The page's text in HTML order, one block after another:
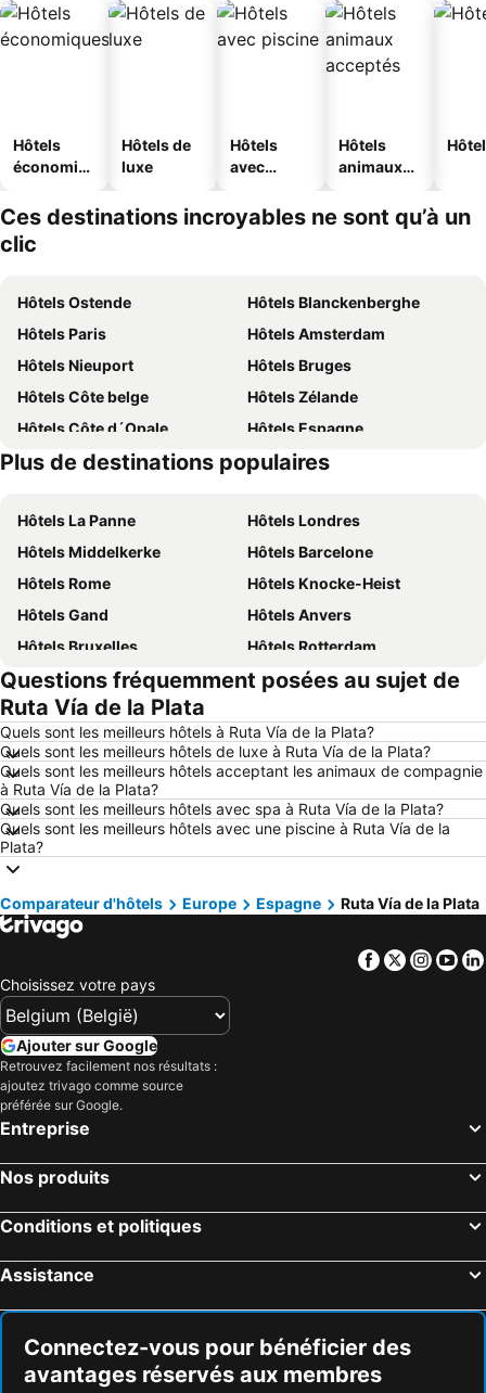
Hôtels
économiq
Hôtels de
luxe
Hôtels
avec
Hôtels
animaux
Ces destinations incroyables ne sont qu’à un
clic
Hôtels Ostende
Hôtels Blanckenberghe
Hôtels Paris
Hôtels Amsterdam
Hôtels Nieuport
Hôtels Bruges
Hôtels Côte belge
Hôtels Zélande
Hôtels Côte d´Opale
Hôtels Espagne
Hôtels Belgique
Hôtels Ardennes belges
Plus de destinations populaires
Hôtels La Panne
Hôtels Londres
Hôtels Middelkerke
Hôtels Barcelone
Hôtels Rome
Hôtels Knocke-Heist
Hôtels Gand
Hôtels Anvers
Hôtels Bruxelles
Hôtels Rotterdam
Hôtels Maastricht
Hôtels Durbuy
Hôtels Hasselt
Hôtels Boulogne-sur-Mer
Hôtels Le Coq
Hôtels Le Touquet-Paris-Plage
Hôtels Dunkerque
Hôtels Málaga
Hôtels France
Hôtels Luxembourg
Hôtels Ténérife
Hôtels Majorque
Hôtels Italie
Hôtels Normandie
Hôtels Pays-Bas
Hôtels Lac de Garde
Hôtels Bretagne
Hôtels Sicile
Hôtels Grande Canarie
Questions fréquemment posées au sujet de
Ruta Vía de la Plata
Quels sont les meilleurs hôtels à Ruta Vía de la Plata?
Quels sont les meilleurs hôtels de luxe à Ruta Vía de la Plata?
Quels sont les meilleurs hôtels acceptant les animaux de compagnie
à Ruta Vía de la Plata?
Quels sont les meilleurs hôtels avec spa à Ruta Vía de la Plata?
Quels sont les meilleurs hôtels avec une piscine à Ruta Vía de la
Plata?
Comparateur d'hôtels Europe Espagne Ruta Vía de la Plata
Facebook
Twitter
Choisissez votre pays
Ajouter sur Google
Retrouvez facilement nos résultats :
ajoutez trivago comme source
préférée sur Google.
Entreprise
Nos produits
Conditions et politiques
Assistance
Connectez-vous pour bénéficier des
avantages réservés aux membres